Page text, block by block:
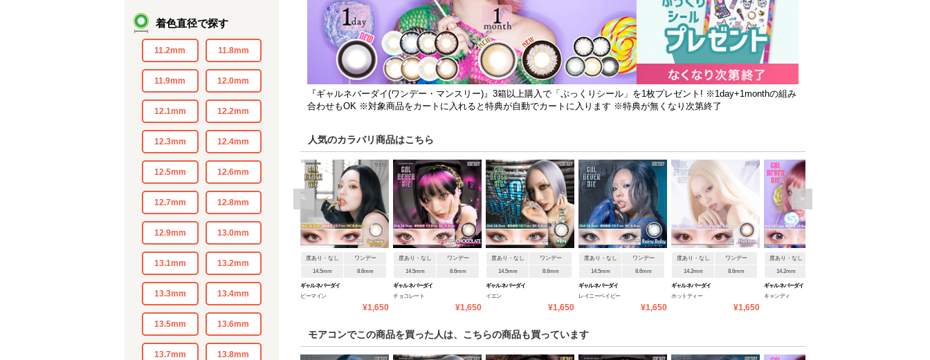
着色直径で探す
11.2mm 11.8mm
11.9mm 12.0mm
12.1mm 12.2mm
12.3mm 12.4mm
12.5mm 12.6mm
12.7mm 12.8mm
12.9mm 13.0mm
13.1mm 13.2mm
13.3mm 13.4mm
13.5mm 13.6mm
13.7mm 13.8mm
『ギャルネバーダイ(ワンデー・マンスリー)』3箱以上購入で「ぷっくりシール」を1枚プレゼント! ※1day+1monthの組み
合わせもOK ※対象商品をカートに入れると特典が自動でカートに入ります ※特典が無くなり次第終了
人気のカラバリ商品はこちら
度あり・なし ワンデー
14.5mm 8.6mm
ギャルネバーダイ
ビーマイン
¥1,650
度あり・なし ワンデー
14.5mm 8.6mm
ギャルネバーダイ
チョコレート
¥1,650
度あり・なし ワンデー
14.5mm 8.6mm
ギャルネバーダイ
イエン
¥1,650
度あり・なし ワンデー
14.5mm 8.6mm
ギャルネバーダイ
レイニーベイビー
¥1,650
度あり・なし ワンデー
14.2mm 8.6mm
ギャルネバーダイ
ホットティー
¥1,650
度あり・なし
14.2mm
ギャルネバーダイ
キャンディ
< >
モアコンでこの商品を買った人は、こちらの商品も買っています